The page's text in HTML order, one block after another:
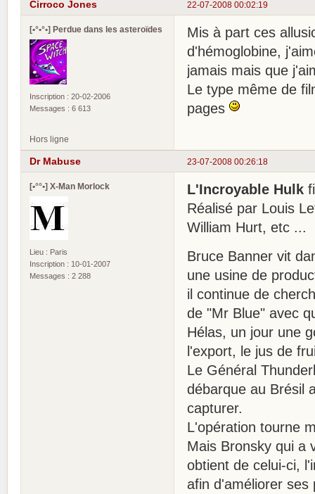
22-07-2008 00:02:19
Cirroco Jones
[•°•°•] Perdue dans les asteroïdes
Inscription : 20-02-2006
Messages : 6 613
Mis à part ces
d'hémoglobine,
jamais mais que
Le type même de
pages
Hors ligne
23-07-2008 00:26:18
Dr Mabuse
[•°°•] X-Man Morlock
Lieu : Paris
Inscription : 10-01-2007
Messages : 2 288
L'Incroyable Hulk
Réalisé par Louis
William Hurt, etc ...
Bruce Banner vit
une usine de
il continue de
de "Mr Blue" avec
Hélas, un jour une
l'export, le jus de
Le Général
débarque au Brésil
capturer.
L'opération tourne
Mais Bronsky qui a
obtient de celui-ci,
afin d'améliorer ses